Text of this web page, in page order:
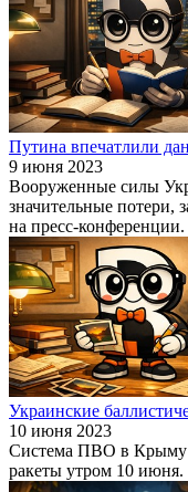
Путина впечатлили
9 июня 2023
Вооруженные силы
значительные потери,
на пресс-
Украинские
10 июня 2023
Система ПВО в Крыму
ракеты утром 10 июня.